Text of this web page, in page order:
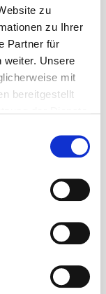
zu
zu Ihrer
Partner für
weiter. Unsere
mit
bereitgestellt